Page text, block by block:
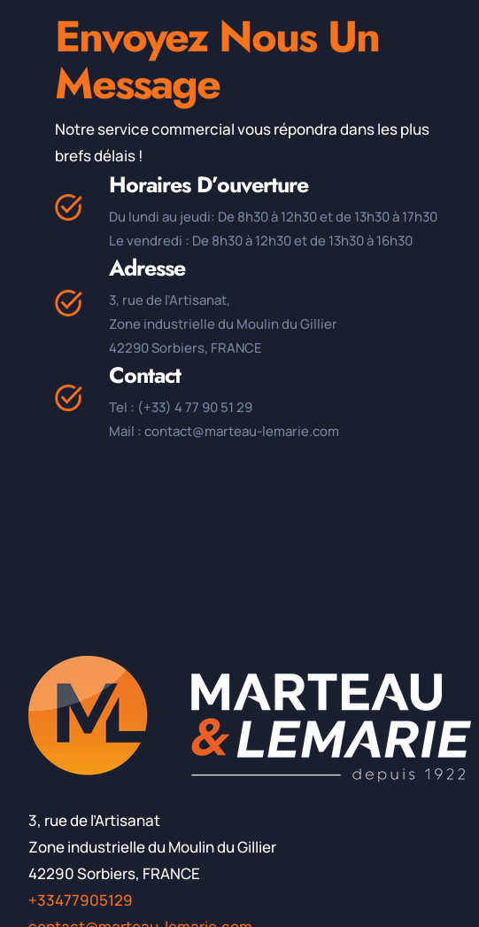
Envoyez Nous Un
Message
Notre service commercial vous répondra dans les plus
brefs délais !
Horaires D’ouverture
Du lundi au jeudi: De 8h30 à 12h30 et de 13h30 à 17h30
Le vendredi : De 8h30 à 12h30 et de 13h30 à 16h30
Adresse
3, rue de l’Artisanat,
Zone industrielle du Moulin du Gillier
42290 Sorbiers, FRANCE
Contact
Tel : (+33) 4 77 90 51 29
Mail : contact@marteau-lemarie.com
3, rue de l’Artisanat
Zone industrielle du Moulin du Gillier
42290 Sorbiers, FRANCE
+33477905129